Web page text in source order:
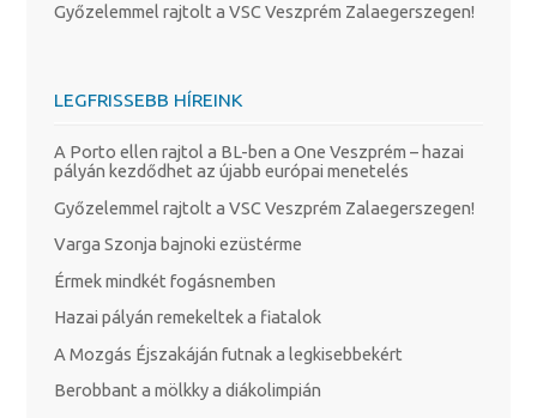
Győzelemmel rajtolt a VSC Veszprém Zalaegerszegen!
LEGFRISSEBB HÍREINK
A Porto ellen rajtol a BL-ben a One Veszprém – hazai
pályán kezdődhet az újabb európai menetelés
Győzelemmel rajtolt a VSC Veszprém Zalaegerszegen!
Varga Szonja bajnoki ezüstérme
Érmek mindkét fogásnemben
Hazai pályán remekeltek a fiatalok
A Mozgás Éjszakáján futnak a legkisebbekért
Berobbant a mölkky a diákolimpián